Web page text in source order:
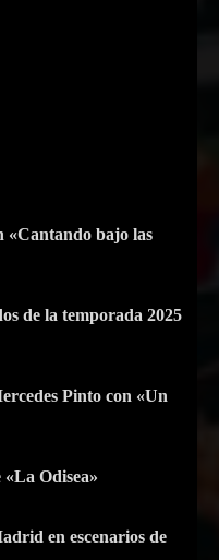
«Cantando bajo las
de la temporada 2025
Pinto con «Un
Odisea»
en escenarios de